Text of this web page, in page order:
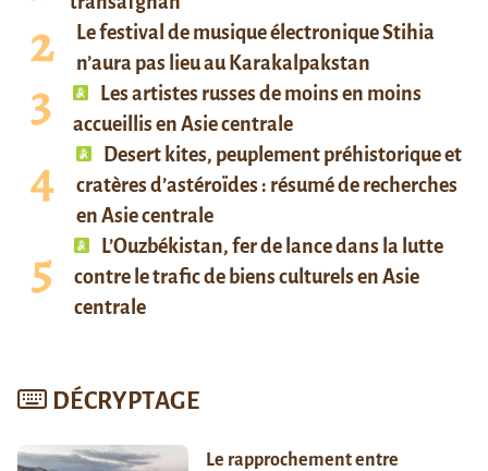
Le festival de musique électronique Stihia
n’aura pas lieu au Karakalpakstan
Les artistes russes de moins en moins
accueillis en Asie centrale
Desert kites, peuplement préhistorique et
cratères d’astéroïdes : résumé de recherches
en Asie centrale
L’Ouzbékistan, fer de lance dans la lutte
contre le trafic de biens culturels en Asie
centrale
DÉCRYPTAGE
Le rapprochement entre